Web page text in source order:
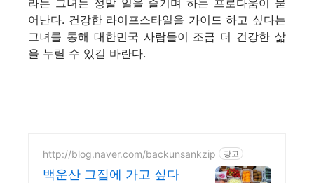
라는 그녀는 정말 일을 즐기며 하는 프로다움이 묻
어난다. 건강한 라이프스타일을 가이드 하고 싶다는
그녀를 통해 대한민국 사람들이 조금 더 건강한 삶
을 누릴 수 있길 바란다.
http://blog.naver.com/backunsankzip 광고
백운산 그집에 가고 싶다